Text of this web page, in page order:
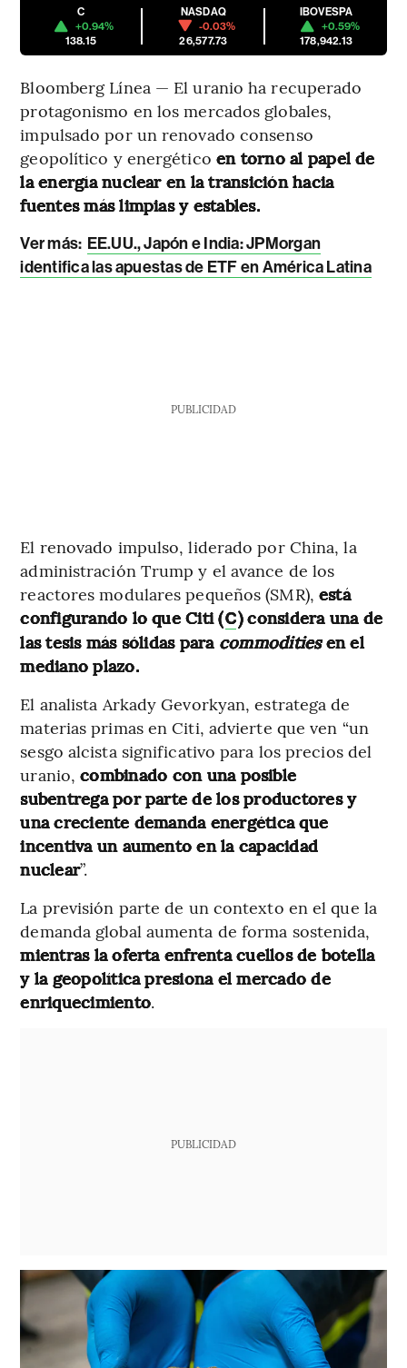
C
+0.94%
138.15
NASDAQ
-0.03%
26,577.73
IBOVESPA
+0.59%
178,942.13
Bloomberg Línea — El uranio ha recuperado
protagonismo en los mercados globales,
impulsado por un renovado consenso
geopolítico y energético en torno al papel de
la energía nuclear en la transición hacia
fuentes más limpias y estables.
Ver más: EE.UU., Japón e India: JPMorgan
identifica las apuestas de ETF en América Latina
PUBLICIDAD
El renovado impulso, liderado por China, la
administración Trump y el avance de los
reactores modulares pequeños (SMR), está
configurando lo que Citi (C) considera una de
las tesis más sólidas para commoditiesen el
mediano plazo.
El analista Arkady Gevorkyan, estratega de
materias primas en Citi, advierte que ven “un
sesgo alcista significativo para los precios del
uranio,combinado con una posible
subentrega por parte de los productores y
una creciente demanda energética que
incentiva un aumento en la capacidad
nuclear”.
La previsión parte de un contexto en el que la
demanda global aumenta de forma sostenida,
mientras la oferta enfrenta cuellos de botella
y la geopolítica presiona el mercado de
enriquecimiento.
PUBLICIDAD